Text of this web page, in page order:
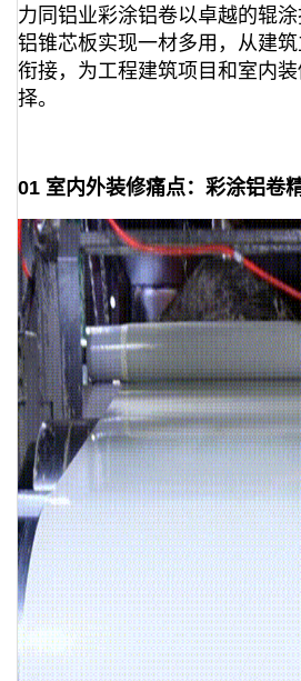
力同铝业彩涂铝卷以卓越的辊
铝锥芯板实现一材多用，从建
衔接，为工程建筑项目和室内装
择。
01 室内外装修痛点：彩涂铝卷